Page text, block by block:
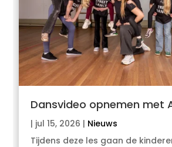
Dansvideo opnemen met
| jul 15, 2026 | Nieuws
Tijdens deze les gaan de